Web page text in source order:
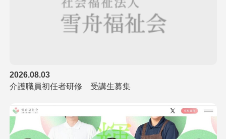
2026.08.03
介護職員初任者研修 受講生募集